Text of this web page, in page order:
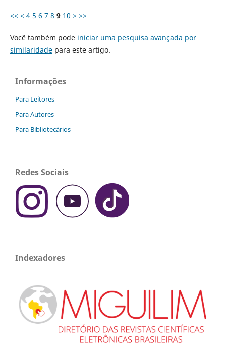
<< < 4 5 6 7 8 9 10 > >>
Você também pode iniciar uma pesquisa avançada por
similaridadepara este artigo.
Informações
Para Leitores
Para Autores
Para Bibliotecários
Redes Sociais
Indexadores